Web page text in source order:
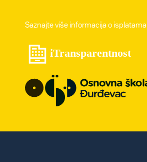
Saznajte više informacija o isplatama
iTransparentnost